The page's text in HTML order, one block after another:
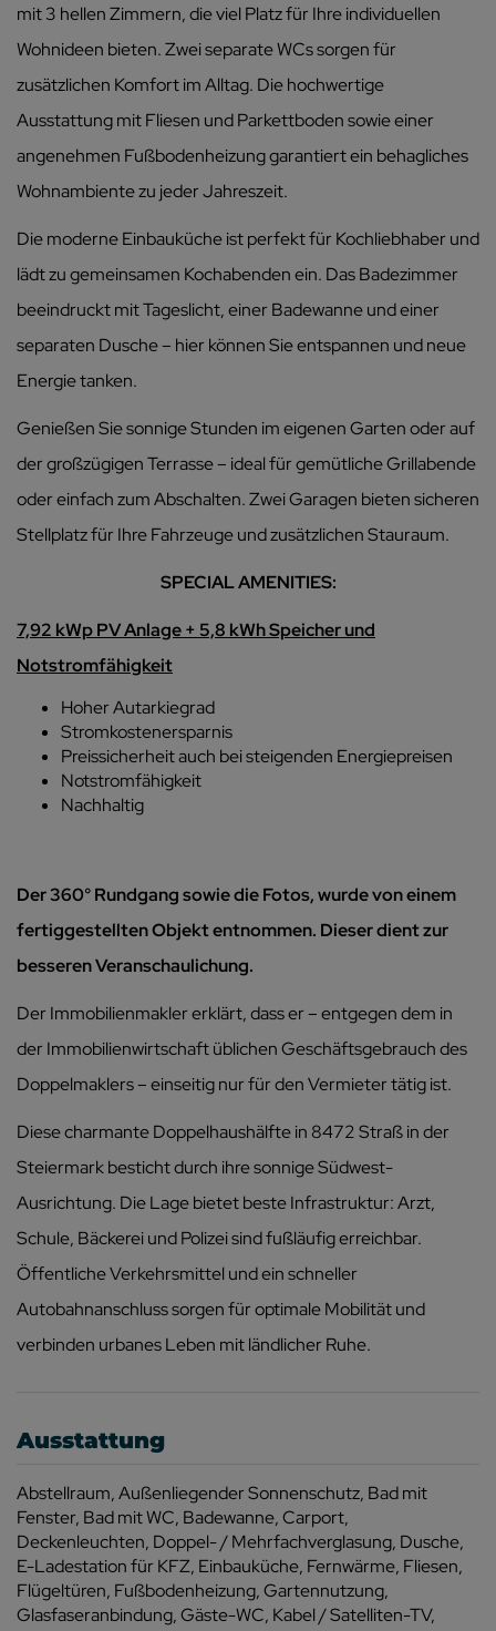
mit 3 hellen Zimmern, die viel Platz für Ihre individuellen
Wohnideen bieten. Zwei separate WCs sorgen für
zusätzlichen Komfort im Alltag. Die hochwertige
Ausstattung mit Fliesen und Parkettboden sowie einer
angenehmen Fußbodenheizung garantiert ein behagliches
Wohnambiente zu jeder Jahreszeit.
Die moderne Einbauküche ist perfekt für Kochliebhaber und
lädt zu gemeinsamen Kochabenden ein. Das Badezimmer
beeindruckt mit Tageslicht, einer Badewanne und einer
separaten Dusche – hier können Sie entspannen und neue
Energie tanken.
Genießen Sie sonnige Stunden im eigenen Garten oder auf
der großzügigen Terrasse – ideal für gemütliche Grillabende
oder einfach zum Abschalten. Zwei Garagen bieten sicheren
Stellplatz für Ihre Fahrzeuge und zusätzlichen Stauraum.
SPECIAL AMENITIES:
7,92 kWp PV Anlage + 5,8 kWh Speicher und
Notstromfähigkeit
Hoher Autarkiegrad
Stromkostenersparnis
Preissicherheit auch bei steigenden Energiepreisen
Notstromfähigkeit
Nachhaltig
Der 360° Rundgang sowie die Fotos, wurde von einem
fertiggestellten Objekt entnommen. Dieser dient zur
besseren Veranschaulichung.
Der Immobilienmakler erklärt, dass er – entgegen dem in
der Immobilienwirtschaft üblichen Geschäftsgebrauch des
Doppelmaklers – einseitig nur für den Vermieter tätig ist.
Diese charmante Doppelhaushälfte in 8472 Straß in der
Steiermark besticht durch ihre sonnige Südwest-
Ausrichtung. Die Lage bietet beste Infrastruktur: Arzt,
Schule, Bäckerei und Polizei sind fußläufig erreichbar.
Öffentliche Verkehrsmittel und ein schneller
Autobahnanschluss sorgen für optimale Mobilität und
verbinden urbanes Leben mit ländlicher Ruhe.
Ausstattung
Abstellraum Außenliegender Sonnenschutz Bad mit
Fenster Bad mit WC Badewanne Carport
Deckenleuchten Doppel- / Mehrfachverglasung Dusche
E-Ladestation für KFZ Einbauküche Fernwärme Fliesen
Flügeltüren Fußbodenheizung Gartennutzung
Glasfaseranbindung Gäste-WC Kabel / Satelliten-TV